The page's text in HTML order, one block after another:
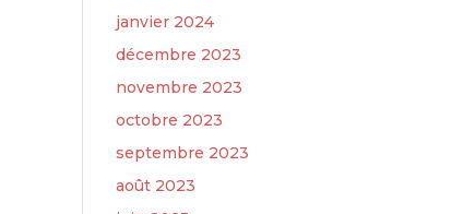
janvier 2024
décembre 2023
novembre 2023
octobre 2023
septembre 2023
août 2023